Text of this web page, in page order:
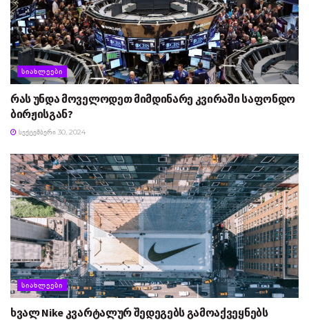
ᲡᲘᲐᲮᲚᲔᲔᲑᲘ
რას უნდა მოველოდეთ მიმდინარე კვირაში საფონდო
ბირჟისგან?
ᲡᲔᲥᲢᲔᲛᲑᲔᲠᲘ 30, 2024
ᲡᲘᲐᲮᲚᲔᲔᲑᲘ
ხვალ Nike კვარტალურ შედეგებს გამოაქვეყნებს